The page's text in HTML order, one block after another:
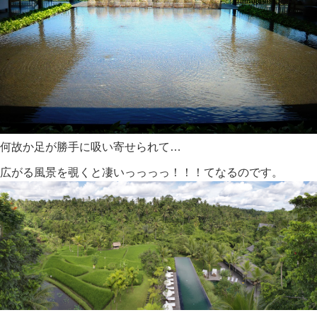
何故か足が勝手に吸い寄せられて…
広がる風景を覗くと凄いっっっっ！！！てなるのです。